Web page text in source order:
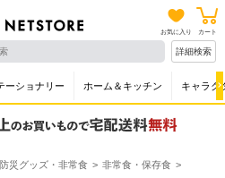
お気に入り カート
詳細検索
ーショナリー ホーム＆キッチン キャラク
災グッズ・非常食
非常食・保存食